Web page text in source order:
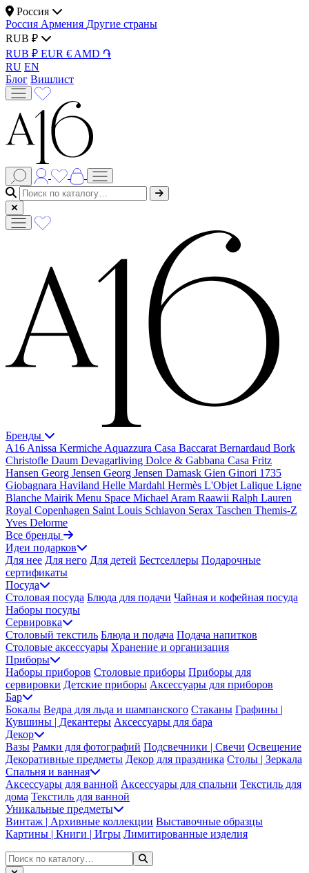
Россия
Россия Армения Другие страны
RUB ₽
RUB ₽ EUR € AMD ֏
RU EN
Блог Вишлист
Бренды
A16 Anissa Kermiche Aquazzura Casa Baccarat Bernardaud Bork
Christofle Daum Devagarliving Dolce & Gabbana Casa Fritz
Hansen Georg Jensen Georg Jensen Damask Gien Ginori 1735
Giobagnara Haviland Helle Mardahl Hermès L'Objet Lalique Ligne
Blanche Mairik Menu Space Michael Aram Raawii Ralph Lauren
Royal Copenhagen Saint Louis Schiavon Serax Taschen Themis-Z
Yves Delorme
Все бренды
Идеи подарков
Для нее Для него Для детей Бестселлеры Подарочные
сертификаты
Посуда
Столовая посуда Блюда для подачи Чайная и кофейная посуда
Наборы посуды
Сервировка
Столовый текстиль Блюда и подача Подача напитков
Столовые аксессуары Хранение и организация
Приборы
Наборы приборов Столовые приборы Приборы для
сервировки Детские приборы Аксессуары для приборов
Бар
Бокалы Ведра для льда и шампанского Стаканы Графины |
Кувшины | Декантеры Аксессуары для бара
Декор
Вазы Рамки для фотографий Подсвечники | Свечи Освещение
Декоративные предметы Декор для праздника Столы | Зеркала
Спальня и ванная
Аксессуары для ванной Аксессуары для спальни Текстиль для
дома Текстиль для ванной
Уникальные предметы
Винтаж | Архивные коллекции Выставочные образцы
Картины | Книги | Игры Лимитированные изделия